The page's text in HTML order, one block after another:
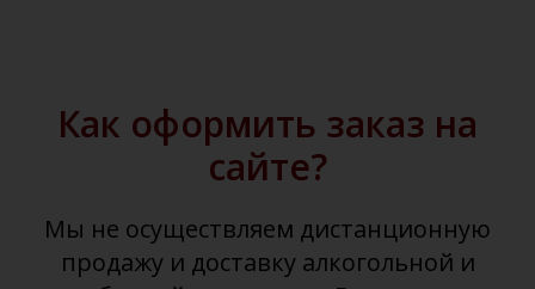
Как оформить заказ на
сайте?
Мы не осуществляем дистанционную
продажу и доставку алкогольной и